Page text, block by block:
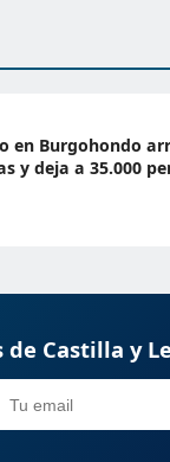
en Burgohondo
y deja a 35.000
de Castilla y